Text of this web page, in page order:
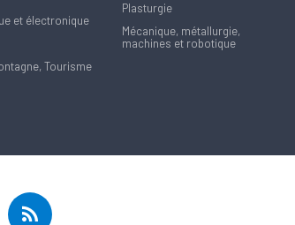
et électronique
Tourisme
Plasturgie
Mécanique, métallurgie,
machines et robotique